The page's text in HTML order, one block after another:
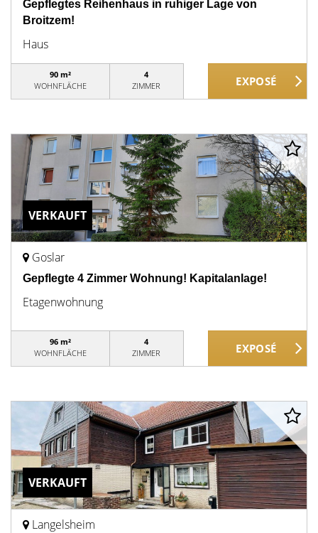
Gepflegtes Reihenhaus in ruhiger Lage von
Broitzem!
Haus
90 m²
WOHNFLÄCHE
4
ZIMMER
VERKAUFT
Goslar
Gepflegte 4 Zimmer Wohnung! Kapitalanlage!
Etagenwohnung
96 m²
WOHNFLÄCHE
4
ZIMMER
VERKAUFT
Langelsheim